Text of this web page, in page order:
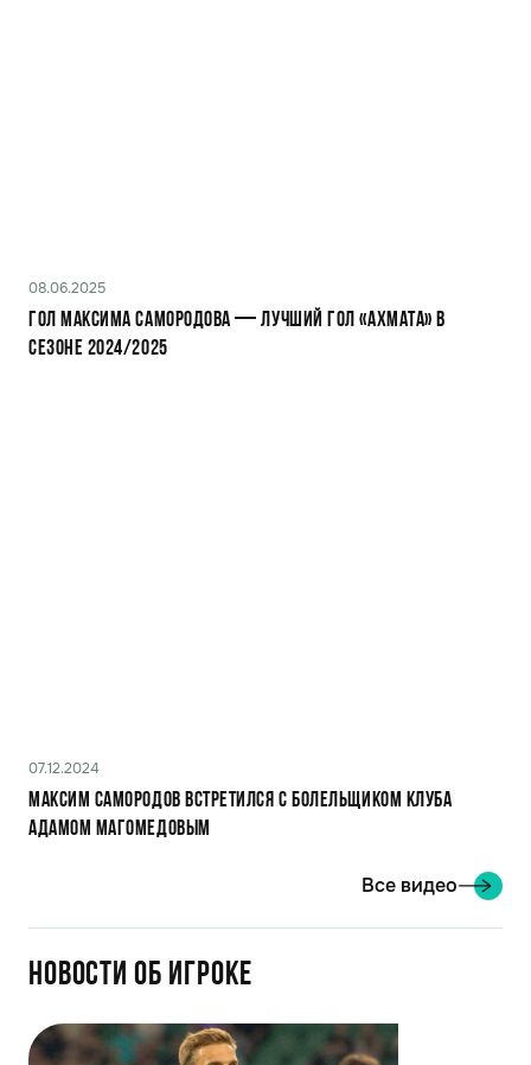
08.06.2025
ГОЛ МАКСИМА САМОРОДОВА — ЛУЧШИЙ ГОЛ «АХМАТА» В
СЕЗОНЕ 2024/2025
07.12.2024
МАКСИМ САМОРОДОВ ВСТРЕТИЛСЯ С БОЛЕЛЬЩИКОМ КЛУБА
АДАМОМ МАГОМЕДОВЫМ
Все видео
Новости об игроке